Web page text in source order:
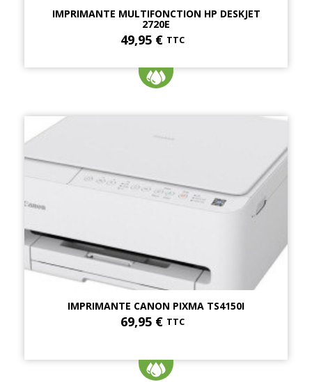
IMPRIMANTE MULTIFONCTION HP DESKJET
2720E
49,95 € TTC
IMPRIMANTE CANON PIXMA TS4150I
69,95 € TTC